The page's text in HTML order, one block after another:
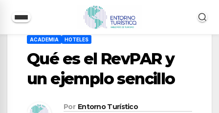
contenido
ACADEMIA HOTELES
Qué es el RevPAR y
un ejemplo sencillo
Por Entorno Turístico